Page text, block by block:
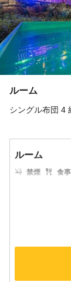
ルーム
シングル布団 4
ルーム
禁煙 食